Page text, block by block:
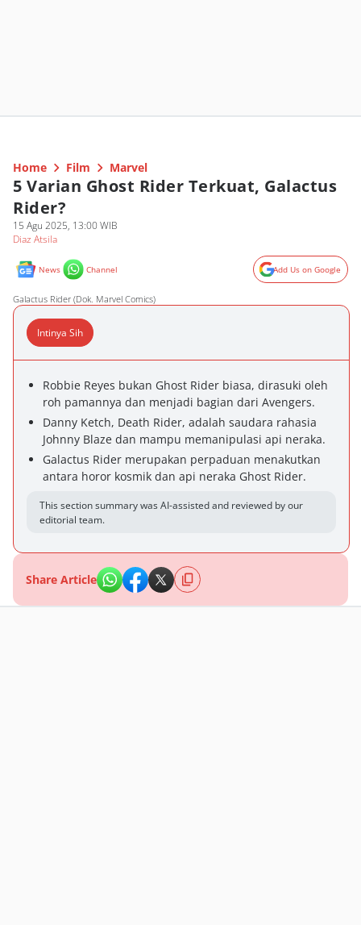
Home Film Marvel
5 Varian Ghost Rider Terkuat, Galactus
Rider?
15 Agu 2025, 13:00 WIB
Diaz Atsila
News Channel Add Us on Google
Galactus Rider (Dok. Marvel Comics)
Intinya Sih
Robbie Reyes bukan Ghost Rider biasa, dirasuki oleh
roh pamannya dan menjadi bagian dari Avengers.
Danny Ketch, Death Rider, adalah saudara rahasia
Johnny Blaze dan mampu memanipulasi api neraka.
Galactus Rider merupakan perpaduan menakutkan
antara horor kosmik dan api neraka Ghost Rider.
This section summary was AI-assisted and reviewed by our
editorial team.
Share Article